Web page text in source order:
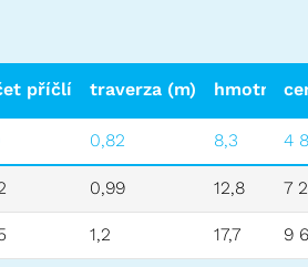
příčlí traverza (m) hmotnost
0,82 8,3 4
0,99 12,8 7
1,2 17,7 9